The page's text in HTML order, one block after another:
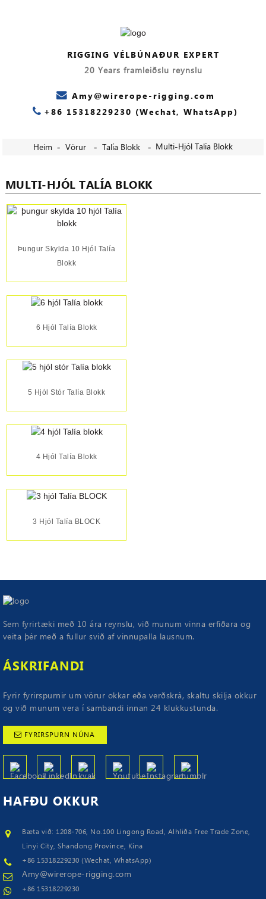
RIGGING VÉLBÚNAÐUR EXPERT
20 Years framleiðslu reynslu
Amy@wirerope-rigging.com
+86 15318229230 (Wechat, WhatsApp)
Heim Vörur Talía Blokk Multi-Hjól Talía Blokk
MULTI-HJÓL TALÍA BLOKK
Þungur Skylda 10 Hjól Talía
Blokk
6 Hjól Talía Blokk
5 Hjól Stór Talía Blokk
4 Hjól Talía Blokk
3 Hjól Talía BLOCK
Sem fyrirtæki með 10 ára reynslu, við munum vinna erfiðara og
veita þér með a fullur svið af vinnupalla lausnum.
ÁSKRIFANDI
Fyrir fyrirspurnir um vörur okkar eða verðskrá, skaltu skilja okkur
og við munum vera í sambandi innan 24 klukkustunda.
FYRIRSPURN NÚNA
HAFÐU OKKUR
Bæta við: 1208-706, No.100 Lingong Road, Alhliða Free Trade Zone,
Linyi City, Shandong Province, Kína
+86 15318229230 (Wechat, WhatsApp)
Amy@wirerope-rigging.com
+86 15318229230